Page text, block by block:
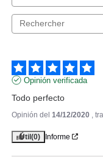
Opinión verificada
Todo perfecto
Opinión del 14/12/2020 ,
Útil(0) Informe